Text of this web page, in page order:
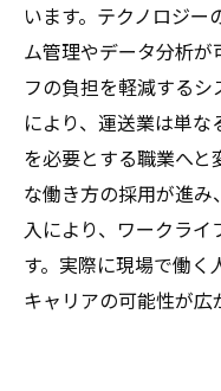
います。テクノロジー
ム管理やデータ分析
フの負担を軽減する
により、運送業は単
を必要とする職業へと
な働き方の採用が進
入により、ワークラ
す。実際に現場で働く
キャリアの可能性が広